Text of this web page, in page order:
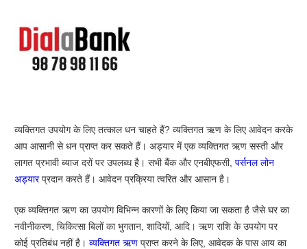
व्यक्तिगत उपयोग के लिए तत्काल धन चाहते हैं? व्यक्तिगत ऋण के लिए आवेदन करके
आप आसानी से धन प्राप्त कर सकते हैं। अड्यार में एक व्यक्तिगत ऋण सस्ती और
लागत प्रभावी ब्याज दरों पर उपलब्ध है। सभी बैंक और एनबीएफसी, पर्सनल लोन
अड्यारप्रदान करते हैं। आवेदन प्रक्रिया त्वरित और आसान है।
एक व्यक्तिगत ऋण का उपयोग विभिन्न कारणों के लिए किया जा सकता है जैसे घर का
नवीनीकरण, चिकित्सा बिलों का भुगतान, शादियों, आदि। ऋण राशि के उपयोग पर
कोई प्रतिबंध नहीं है। व्यक्तिगत ऋण प्राप्त करने के लिए, आवेदक के पास आय का